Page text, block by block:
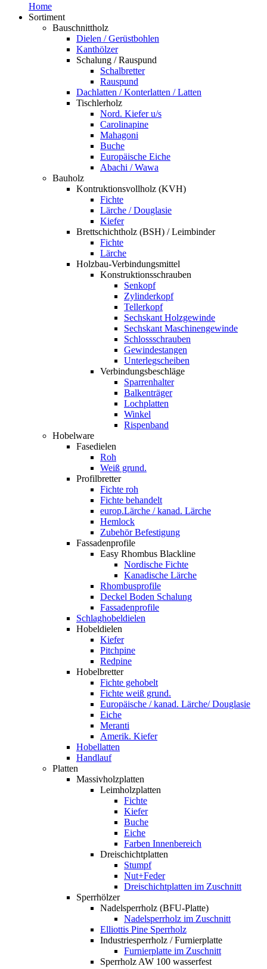
Home
Sortiment
Bauschnittholz
Dielen / Gerüstbohlen
Kanthölzer
Schalung / Rauspund
Schalbretter
Rauspund
Dachlatten / Konterlatten / Latten
Tischlerholz
Nord. Kiefer u/s
Carolinapine
Mahagoni
Buche
Europäische Eiche
Abachi / Wawa
Bauholz
Kontruktionsvollholz (KVH)
Fichte
Lärche / Douglasie
Kiefer
Brettschichtholz (BSH) / Leimbinder
Fichte
Lärche
Holzbau-Verbindungsmittel
Konstruktionsschrauben
Senkopf
Zylinderkopf
Tellerkopf
Sechskant Holzgewinde
Sechskant Maschinengewinde
Schlossschrauben
Gewindestangen
Unterlegscheiben
Verbindungsbeschläge
Sparrenhalter
Balkenträger
Lochplatten
Winkel
Rispenband
Hobelware
Fasedielen
Roh
Weiß grund.
Profilbretter
Fichte roh
Fichte behandelt
europ.Lärche / kanad. Lärche
Hemlock
Zubehör Befestigung
Fassadenprofile
Easy Rhombus Blackline
Nordische Fichte
Kanadische Lärche
Rhombusprofile
Deckel Boden Schalung
Fassadenprofile
Schlaghobeldielen
Hobeldielen
Kiefer
Pitchpine
Redpine
Hobelbretter
Fichte gehobelt
Fichte weiß grund.
Europäische / kanad. Lärche/ Douglasie
Eiche
Meranti
Amerik. Kiefer
Hobellatten
Handlauf
Platten
Massivholzplatten
Leimholzplatten
Fichte
Kiefer
Buche
Eiche
Farben Innenbereich
Dreischichtplatten
Stumpf
Nut+Feder
Dreischichtplatten im Zuschnitt
Sperrhölzer
Nadelsperrholz (BFU-Platte)
Nadelsperrholz im Zuschnitt
Elliottis Pine Sperrholz
Industriesperrholz / Furnierplatte
Furnierplatte im Zuschnitt
Sperrholz AW 100 wasserfest